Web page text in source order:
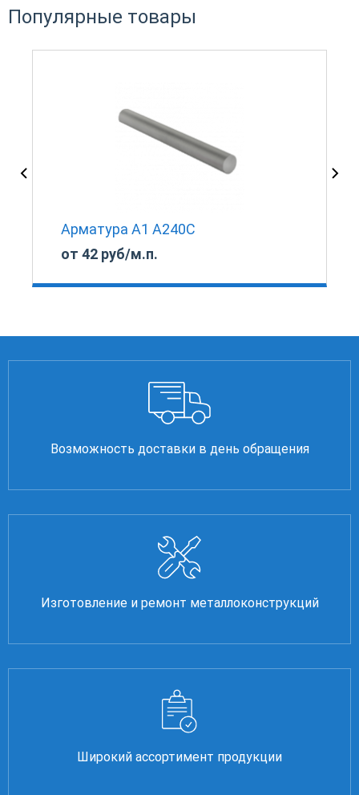
Популярные товары
Арматура А1 А240С
от 42 руб/м.п.
Возможность доставки в день обращения
Изготовление и ремонт металлоконструкций
Широкий ассортимент продукции